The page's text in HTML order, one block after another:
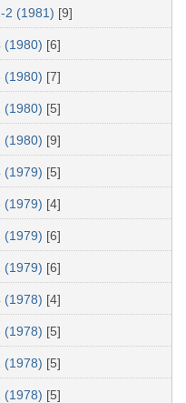
2 (1981) [9]
(1980) [6]
(1980) [7]
(1980) [5]
(1980) [9]
(1979) [5]
(1979) [4]
(1979) [6]
(1979) [6]
(1978) [4]
(1978) [5]
(1978) [5]
(1978) [5]